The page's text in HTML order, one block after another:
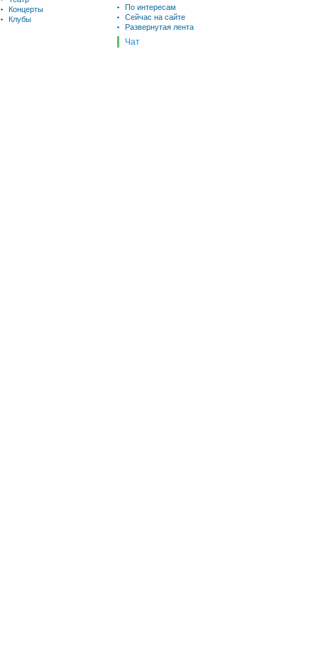
Концерты
Клубы
По интересам
Сейчас на сайте
Развернутая лента
Чат